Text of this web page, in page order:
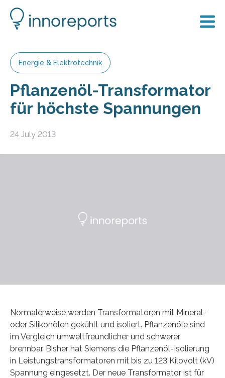
Energie & Elektrotechnik
Pflanzenöl-Transformator
für höchste Spannungen
24 July 2013
Normalerweise werden Transformatoren mit Mineral-
oder Silikonölen gekühlt und isoliert. Pflanzenöle sind
im Vergleich umweltfreundlicher und schwerer
brennbar. Bisher hat Siemens die Pflanzenöl-Isolierung
in Leistungstransformatoren mit bis zu 123 Kilovolt (kV)
Spannung eingesetzt. Der neue Transformator ist für